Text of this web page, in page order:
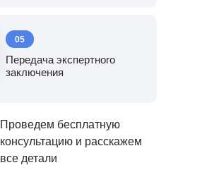
05
Передача экспертного
заключения
Проведем бесплатную
консультацию и расскажем
все детали